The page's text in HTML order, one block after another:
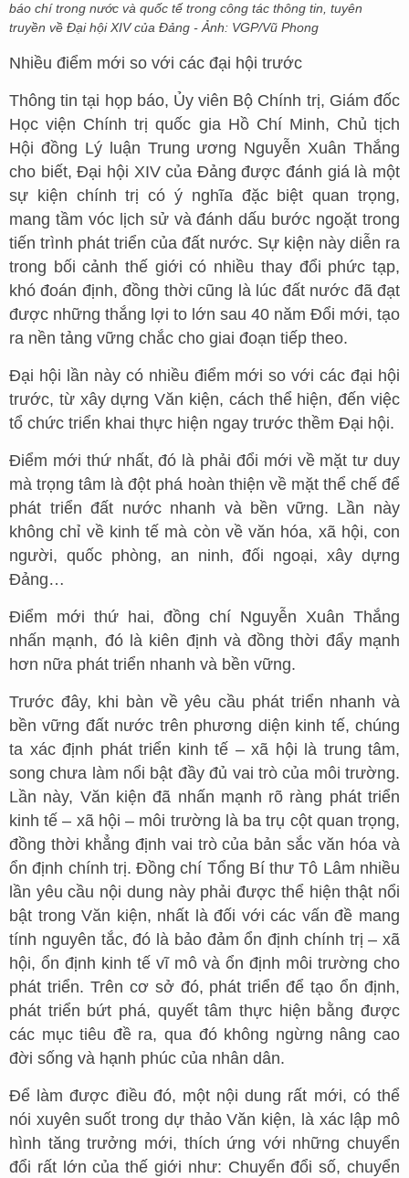
báo chí trong nước và quốc tế trong công tác thông tin, tuyên
truyền về Đại hội XIV của Đảng - Ảnh: VGP/Vũ Phong
Nhiều điểm mới so với các đại hội trước
Thông tin tại họp báo, Ủy viên Bộ Chính trị, Giám đốc
Học viện Chính trị quốc gia Hồ Chí Minh, Chủ tịch
Hội đồng Lý luận Trung ương Nguyễn Xuân Thắng
cho biết, Đại hội XIV của Đảng được đánh giá là một
sự kiện chính trị có ý nghĩa đặc biệt quan trọng,
mang tầm vóc lịch sử và đánh dấu bước ngoặt trong
tiến trình phát triển của đất nước. Sự kiện này diễn ra
trong bối cảnh thế giới có nhiều thay đổi phức tạp,
khó đoán định, đồng thời cũng là lúc đất nước đã đạt
được những thắng lợi to lớn sau 40 năm Đổi mới, tạo
ra nền tảng vững chắc cho giai đoạn tiếp theo.
Đại hội lần này có nhiều điểm mới so với các đại hội
trước, từ xây dựng Văn kiện, cách thể hiện, đến việc
tổ chức triển khai thực hiện ngay trước thềm Đại hội.
Điểm mới thứ nhất, đó là phải đổi mới về mặt tư duy
mà trọng tâm là đột phá hoàn thiện về mặt thể chế để
phát triển đất nước nhanh và bền vững. Lần này
không chỉ về kinh tế mà còn về văn hóa, xã hội, con
người, quốc phòng, an ninh, đối ngoại, xây dựng
Đảng…
Điểm mới thứ hai, đồng chí Nguyễn Xuân Thắng
nhấn mạnh, đó là kiên định và đồng thời đẩy mạnh
hơn nữa phát triển nhanh và bền vững.
Trước đây, khi bàn về yêu cầu phát triển nhanh và
bền vững đất nước trên phương diện kinh tế, chúng
ta xác định phát triển kinh tế – xã hội là trung tâm,
song chưa làm nổi bật đầy đủ vai trò của môi trường.
Lần này, Văn kiện đã nhấn mạnh rõ ràng phát triển
kinh tế – xã hội – môi trường là ba trụ cột quan trọng,
đồng thời khẳng định vai trò của bản sắc văn hóa và
ổn định chính trị. Đồng chí Tổng Bí thư Tô Lâm nhiều
lần yêu cầu nội dung này phải được thể hiện thật nổi
bật trong Văn kiện, nhất là đối với các vấn đề mang
tính nguyên tắc, đó là bảo đảm ổn định chính trị – xã
hội, ổn định kinh tế vĩ mô và ổn định môi trường cho
phát triển. Trên cơ sở đó, phát triển để tạo ổn định,
phát triển bứt phá, quyết tâm thực hiện bằng được
các mục tiêu đề ra, qua đó không ngừng nâng cao
đời sống và hạnh phúc của nhân dân.
Để làm được điều đó, một nội dung rất mới, có thể
nói xuyên suốt trong dự thảo Văn kiện, là xác lập mô
hình tăng trưởng mới, thích ứng với những chuyển
đổi rất lớn của thế giới như: Chuyển đổi số, chuyển